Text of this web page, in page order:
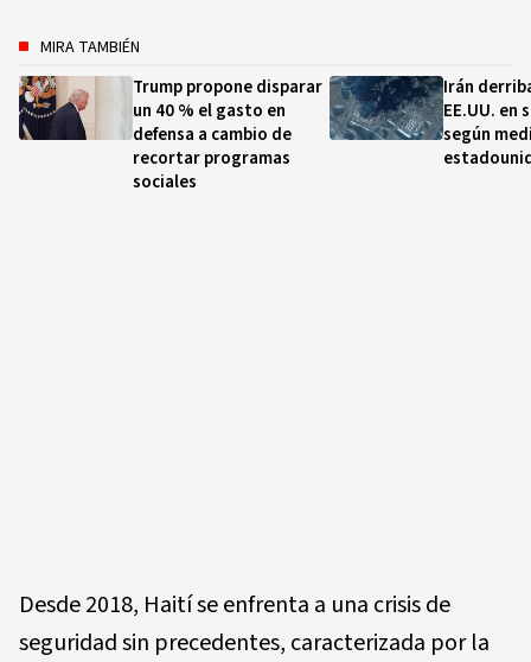
MIRA TAMBIÉN
Trump propone disparar
un 40 % el gasto en
defensa a cambio de
recortar programas
sociales
Irán
EE.UU.
según
Desde 2018, Haití se enfrenta a una crisis de
seguridad sin precedentes, caracterizada por la